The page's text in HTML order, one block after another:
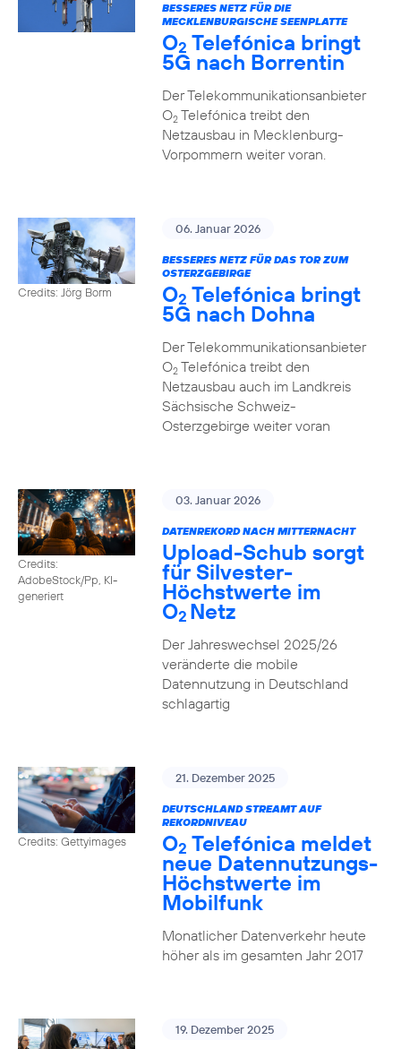
BESSERES NETZ FÜR DIE
MECKLENBURGISCHE SEENPLATTE
O2 Telefónica bringt
5G nach Borrentin
Der Telekommunikationsanbieter
O2Telefónica treibt den
Netzausbau in Mecklenburg-
Vorpommern weiter voran.
Credits: Jörg Borm
06. Januar 2026
BESSERES NETZ FÜR DAS TOR ZUM
OSTERZGEBIRGE
O2 Telefónica bringt
5G nach Dohna
Der Telekommunikationsanbieter
O2Telefónica treibt den
Netzausbau auch im Landkreis
Sächsische Schweiz-
Osterzgebirge weiter voran
Credits:
AdobeStock/Pp, KI-
generiert
03. Januar 2026
DATENREKORD NACH MITTERNACHT
Upload-Schub sorgt
für Silvester-
Höchstwerte im
O2 Netz
Der Jahreswechsel 2025/26
veränderte die mobile
Datennutzung in Deutschland
schlagartig
Credits: Gettyimages
21. Dezember 2025
DEUTSCHLAND STREAMT AUF
REKORDNIVEAU
O2 Telefónica meldet
neue Datennutzungs-
Höchstwerte im
Mobilfunk
Monatlicher Datenverkehr heute
höher als im gesamten Jahr 2017
19. Dezember 2025